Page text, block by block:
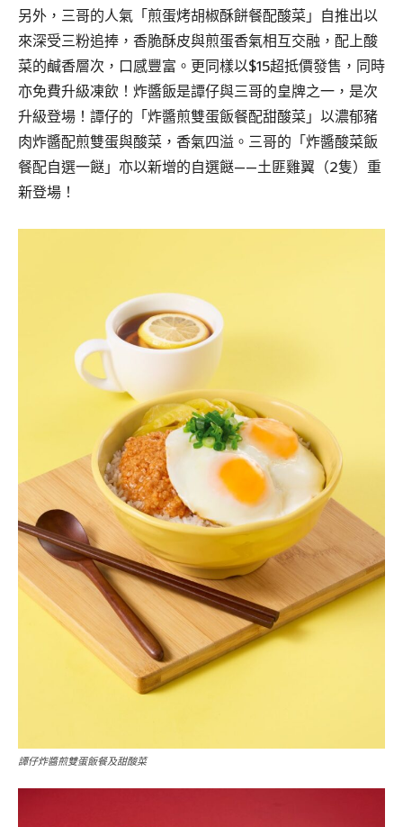
另外，三哥的人氣「煎蛋烤胡椒酥餅餐配酸菜」自推出以
來深受三粉追捧，香脆酥皮與煎蛋香氣相互交融，配上酸
菜的鹹香層次，口感豐富。更同樣以$15超抵價發售，同時
亦免費升級凍飲！炸醬飯是譚仔與三哥的皇牌之一，是次
升級登場！譚仔的「炸醬煎雙蛋飯餐配甜酸菜」以濃郁豬
肉炸醬配煎雙蛋與酸菜，香氣四溢。三哥的「炸醬酸菜飯
餐配自選一餸」亦以新增的自選餸——土匪雞翼（2隻）重
新登場！
譚仔炸醬煎雙蛋飯餐及甜酸菜